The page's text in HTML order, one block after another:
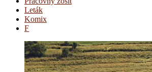
Leták
Komix
F